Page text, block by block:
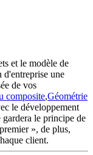
et le modèle de
d'entreprise une
de vos
composite,Géométrie
le développement
gardera le principe de
», de plus,
client.